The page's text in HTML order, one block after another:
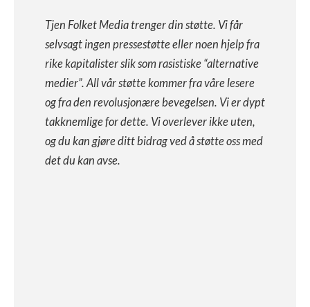
Tjen Folket Media trenger din støtte. Vi får
selvsagt ingen pressestøtte eller noen hjelp fra
rike kapitalister slik som rasistiske “alternative
medier”. All vår støtte kommer fra våre lesere
og fra den revolusjonære bevegelsen. Vi er dypt
takknemlige for dette. Vi overlever ikke uten,
og du kan gjøre ditt bidrag ved å støtte oss med
det du kan avse.